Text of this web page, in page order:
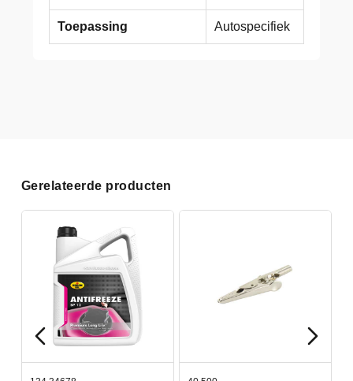
Toepassing Autospecifiek
Gerelateerde producten